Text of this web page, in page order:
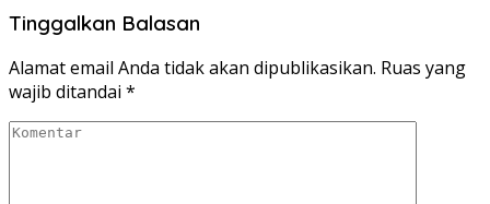
Tinggalkan Balasan
Alamat email Anda tidak akan dipublikasikan. Ruas yang
wajib ditandai *